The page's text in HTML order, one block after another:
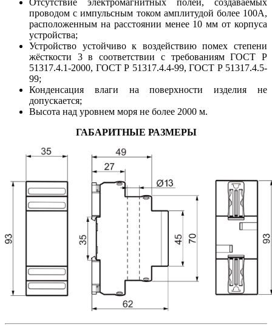
проводом с импульсным током амплитудой более 100А,
расположенным на расстоянии менее 10 мм от корпуса
устройства;
Устройство устойчиво к воздействию помех степени
жёсткости 3 в соответствии с требованиям ГОСТ Р
51317.4.1-2000, ГОСТ Р 51317.4.4-99, ГОСТ Р 51317.4.5-
99;
Конденсация влаги на поверхности изделия не
допускается;
Высота над уровнем моря не более 2000 м.
ГАБАРИТНЫЕ РАЗМЕРЫ